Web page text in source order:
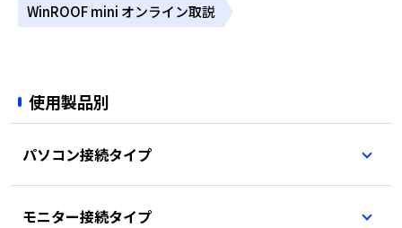
WinROOF mini オンライン取説
使用製品別
パソコン接続タイプ
モニター接続タイプ